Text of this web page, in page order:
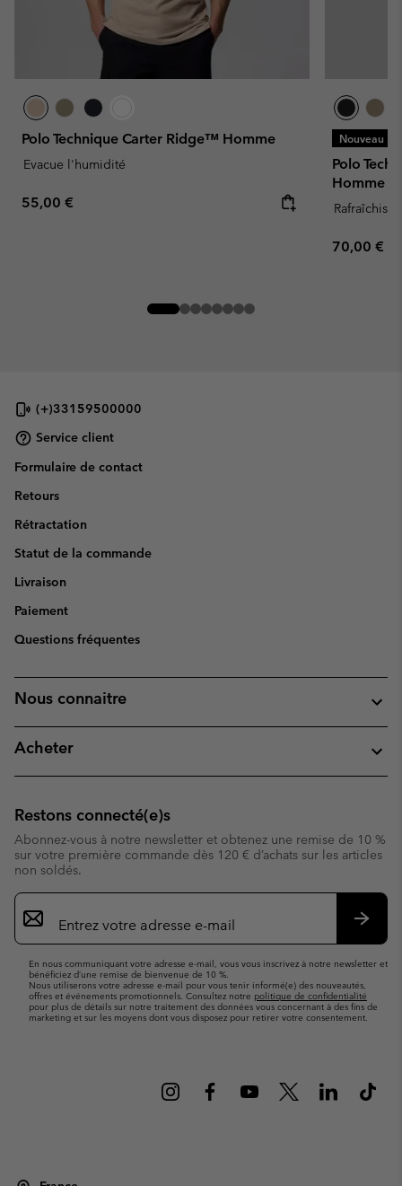
Polo Technique Carter Ridge™ Homme
Evacue l'humidité
Regular price:
55,00 €
Nouveau
Polo
Homme
Regular
70,00 €
(+)33159500000
Service client
Formulaire de contact
Retours
Rétractation
Statut de la commande
Livraison
Paiement
Questions fréquentes
Nous connaitre
Acheter
Restons connecté(e)s
Abonnez-vous à notre newsletter et obtenez une remise de 10 %
sur votre première commande dès 120 € d’achats sur les articles
non soldés.
Inscription
par
e-
En nous communiquant votre adresse e-mail, vous vous inscrivez à notre newsletter et
bénéficiez d’une remise de bienvenue de 10 %.
Nous utiliserons votre adresse e-mail pour vous tenir informé(e) des nouveautés,
offres et événements promotionnels. Consultez notre politique de confidentialité
pour plus de détails sur notre traitement des données vous concernant à des fins de
marketing et sur les moyens dont vous disposez pour retirer votre consentement.